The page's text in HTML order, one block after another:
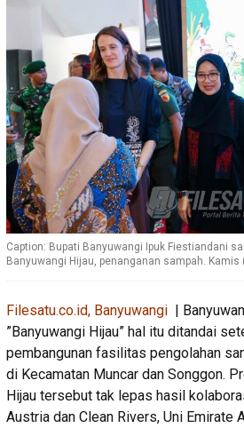
Caption: Bupati Banyuwangi Ipuk Fiestiandani
Banyuwangi Hijau, penanganan sampah.
Filesatu.co.id, Banyuwangi |
”Banyuwangi Hijau” hal itu ditandai
pembangunan fasilitas pengolahan
di Kecamatan Muncar dan Songgon.
Hijau tersebut tak lepas hasil
Austria dan Clean Rivers, Uni Emirate